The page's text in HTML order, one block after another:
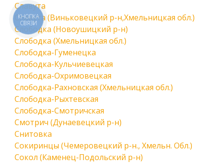
Славута
Славута (Виньковецкий р-н,Хмельницкая обл.)
Слободка (Новоушицкий р-н)
Слободка (Хмельницкая обл.)
Слободка-Гуменецка
Слободка-Кульчиевецкая
Слободка-Охримовецкая
Слободка-Рахновская (Хмельницкая обл.)
Слободка-Рыхтевская
Слободка-Смотричская
Смотрич (Дунаевецкий р-н)
Снитовка
Сокиринцы (Чемеровецкий р-н., Хмельн. Обл.)
Сокол (Каменец-Подольский р-н)
КНОПКА
СВЯЗИ